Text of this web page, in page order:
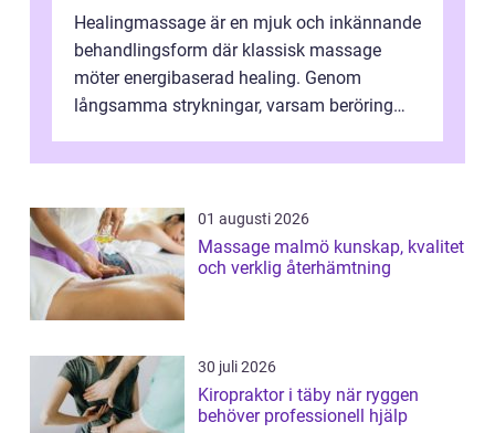
Healingmassage är en mjuk och inkännande
behandlingsform där klassisk massage
möter energibaserad healing. Genom
långsamma strykningar, varsam beröring
nervsys...
01 augusti 2026
Massage malmö kunskap, kvalitet
och verklig återhämtning
30 juli 2026
Kiropraktor i täby när ryggen
behöver professionell hjälp